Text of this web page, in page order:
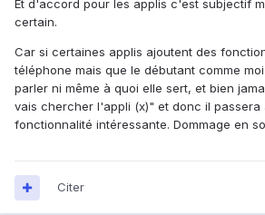
Et d'accord pour les applis c'est subjectif
certain.
Car si certaines applis ajoutent des
téléphone mais que le débutant comme
parler ni même à quoi elle sert, et bien
vais chercher l'appli (x)" et donc il passera
fonctionnalité intéressante. Dommage en
Citer